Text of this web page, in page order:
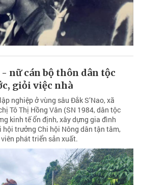
nữ cán bộ thôn dân tộc
giỏi việc nhà
nghiệp ở vùng sâu Đắk S’Nao, xã
Tô Thị Hồng Vân (SN 1984, dân tộc
kinh tế ổn định, xây dựng gia đình
hội trưởng Chi hội Nông dân tận tâm,
phát triển sản xuất.